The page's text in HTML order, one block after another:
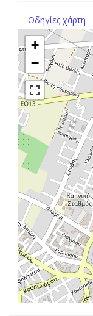
Οδηγίες χάρτη
+
−